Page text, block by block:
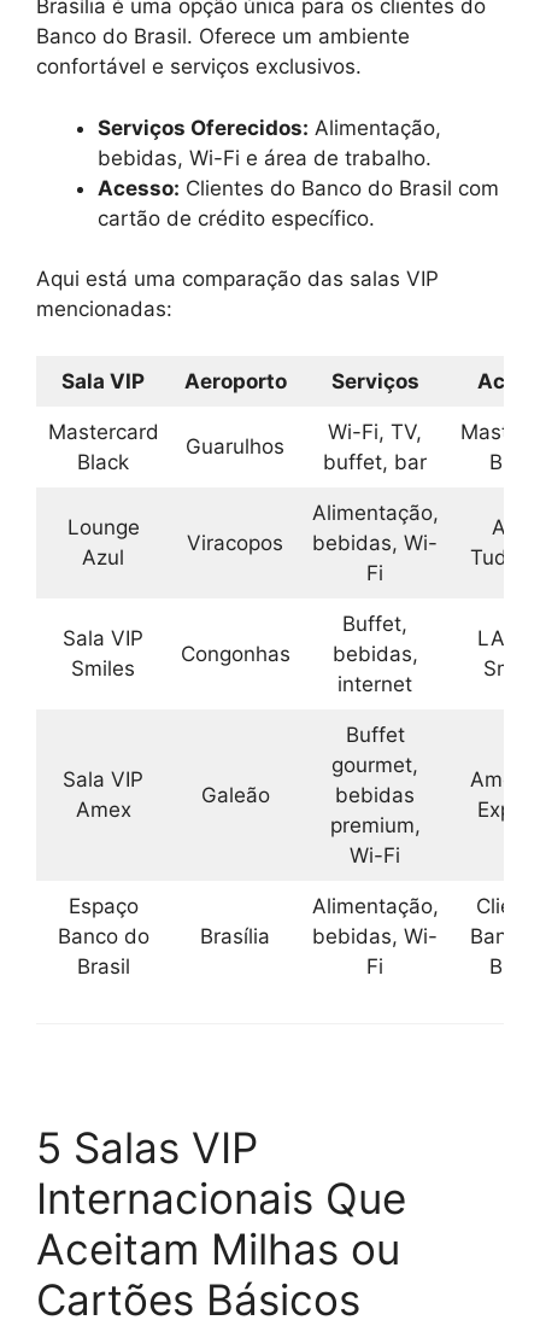
Brasília é uma opção única para os clientes do
Banco do Brasil. Oferece um ambiente
confortável e serviços exclusivos.
Serviços Oferecidos: Alimentação,
bebidas, Wi-Fi e área de trabalho.
Acesso: Clientes do Banco do Brasil com
cartão de crédito específico.
Aqui está uma comparação das salas VIP
mencionadas:
Sala VIP Aeroporto Serviços
Mastercard
Black
Guarulhos
Wi-Fi, TV,
buffet, bar
Black
Lounge
Azul
Viracopos
Alimentação,
bebidas, Wi-
Fi
Azul,
Sala VIP
Smiles
Congonhas
Buffet,
bebidas,
internet
Sala VIP
Amex
Galeão
Buffet
gourmet,
bebidas
premium,
Wi-Fi
Espaço
Banco do
Brasil
Brasília
Alimentação,
bebidas, Wi-
Fi
Banco
5 Salas VIP
Internacionais Que
Aceitam Milhas ou
Cartões Básicos